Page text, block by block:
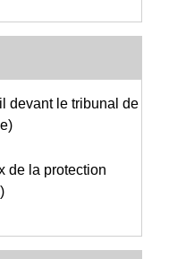
devant le tribunal de
de la protection